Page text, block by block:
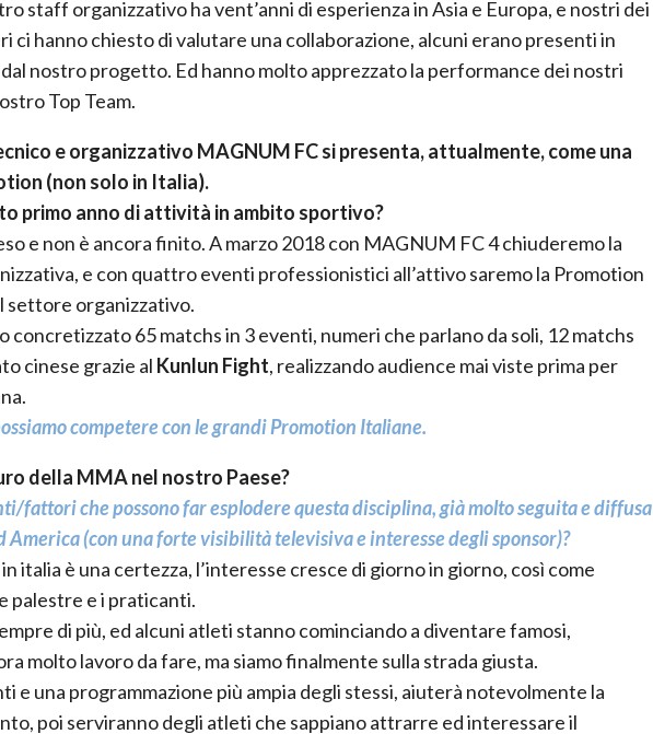
staff organizzativo ha vent’anni di esperienza in Asia e Europa, e nostri dei
ci hanno chiesto di valutare una collaborazione, alcuni erano presenti in
nostro progetto. Ed hanno molto apprezzato la performance dei nostri
Top Team.
e organizzativo MAGNUM FC si presenta, attualmente, come una
(non solo in Italia).
primo anno di attività in ambito sportivo?
e non è ancora finito. A marzo 2018 con MAGNUM FC 4 chiuderemo la
e con quattro eventi professionistici all’attivo saremo la Promotion
settore organizzativo.
concretizzato 65 matchs in 3 eventi, numeri che parlano da soli, 12 matchs
cinese grazie al Kunlun Fight, realizzando audience mai viste prima per
competere con le grandi Promotion Italiane.
della MMA nel nostro Paese?
fattori che possono far esplodere questa disciplina, già molto seguita e diffusa
America (con una forte visibilità televisiva e interesse degli sponsor)?
italia è una certezza, l’interesse cresce di giorno in giorno, così come
palestre e i praticanti.
di più, ed alcuni atleti stanno cominciando a diventare famosi,
molto lavoro da fare, ma siamo finalmente sulla strada giusta.
e una programmazione più ampia degli stessi, aiuterà notevolmente la
poi serviranno degli atleti che sappiano attrarre ed interessare il